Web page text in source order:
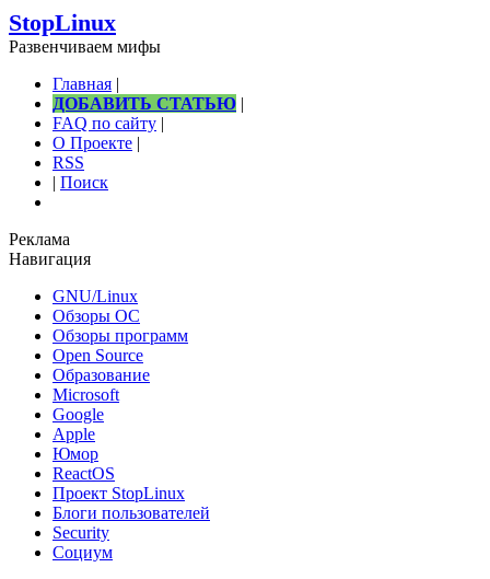
StopLinux
Развенчиваем мифы
Главная |
ДОБАВИТЬ СТАТЬЮ |
FAQ по сайту |
О Проекте |
RSS
| Поиск
Реклама
Навигация
GNU/Linux
Обзоры ОС
Обзоры программ
Open Source
Образование
Microsoft
Google
Apple
Юмор
ReactOS
Проект StopLinux
Блоги пользователей
Security
Социум